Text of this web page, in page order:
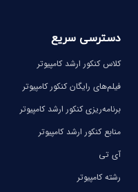
دسترسی سریع
کلاس کنکور ارشد کامپیوتر
فیلم‌های رایگان کنکور کامپیوتر
برنامه‌ریزی کنکور ارشد کامپیوتر
منابع کنکور ارشد کامپیوتر
آی تی
رشته کامپیوتر